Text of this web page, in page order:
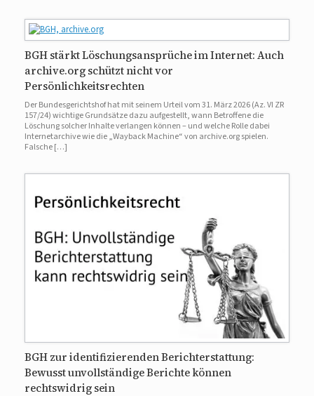
BGH stärkt Löschungsansprüche im Internet: Auch
archive.org schützt nicht vor
Persönlichkeitsrechten
Der Bundesgerichtshof hat mit seinem Urteil vom 31. März 2026 (Az. VI ZR
157/24) wichtige Grundsätze dazu aufgestellt, wann Betroffene die
Löschung solcher Inhalte verlangen können – und welche Rolle dabei
Internetarchive wie die „Wayback Machine“ von archive.org spielen.
Falsche […]
BGH zur identifizierenden Berichterstattung:
Bewusst unvollständige Berichte können
rechtswidrig sein